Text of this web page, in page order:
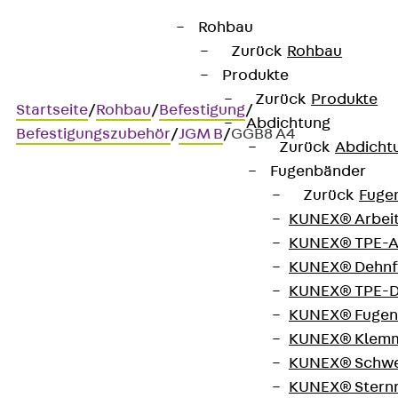
Rohbau
Zurück Rohbau
Produkte
Zurück Produkte
Abdichtung
Zurück
Fugenbänder
Zurück
KUNEX®
KUNEX®
KUNEX®
KUNEX®
KUNEX®
KUNEX®
KUNEX®
KUNEX®
Startseite/Rohbau/Befestigung/
Befestigungszubehör/JGM B/GGB8 A4
JORDAHL Gleitmutter JGM
Hakenkopf-Gleitmutter,